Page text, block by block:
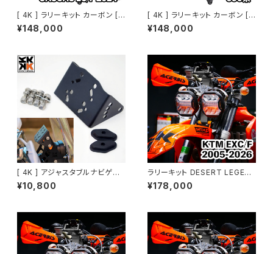
[ 4K ] ラリーキット カーボン [
KTM・Husq・GASGAS EDマシ
ン 2024～]
¥148,000
[ 4K ] ラリーキット カーボン [
BETA、SHERCO、KTM～201
3、KTM690系 ]
¥148,000
[ 4K ] アジャスタブルナビゲー
ションサポート
¥10,800
ラリーキット DESERT LEGEN
D｜KTM EXC/F 2005-2026
¥178,000